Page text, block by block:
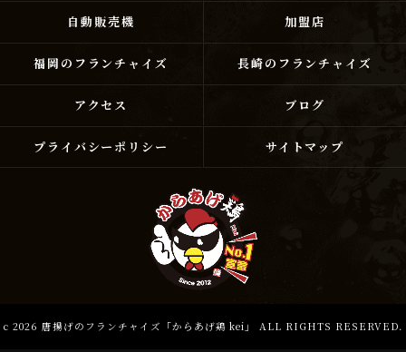
自動販売機 加盟店
福岡のフランチャイズ 長崎のフランチャイズ
アクセス ブログ
プライバシーポリシー サイトマップ
c 2026 唐揚げのフランチャイズ「からあげ鶏 kei」 ALL RIGHTS RESERVED.